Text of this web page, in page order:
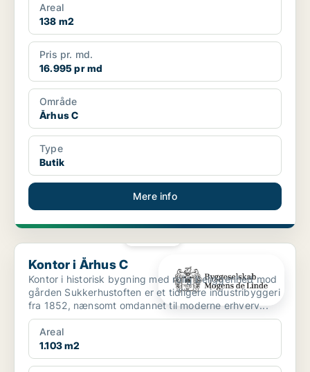
Areal
138 m2
Pris pr. md.
16.995 pr md
Område
Århus C
Type
Butik
Mere info
Kontor i Århus C
Kontor i Århus C
Kontor i historisk bygning med rolig beliggenhed mod
gården Sukkerhustoften er et tidligere industribyggeri
fra 1852, nænsomt omdannet til moderne erhverv...
Areal
1.103 m2